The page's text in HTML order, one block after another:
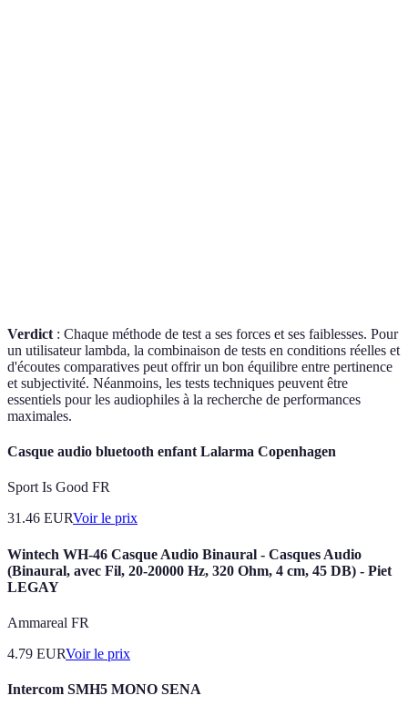
Verdict : Chaque méthode de test a ses forces et ses faiblesses. Pour
un utilisateur lambda, la combinaison de tests en conditions réelles et
d'écoutes comparatives peut offrir un bon équilibre entre pertinence
et subjectivité. Néanmoins, les tests techniques peuvent être
essentiels pour les audiophiles à la recherche de performances
maximales.
Casque audio bluetooth enfant Lalarma Copenhagen
Sport Is Good FR
31.46 EURVoir le prix
Wintech WH-46 Casque Audio Binaural - Casques Audio
(Binaural, avec Fil, 20-20000 Hz, 320 Ohm, 4 cm, 45 DB) - Piet
LEGAY
Ammareal FR
4.79 EURVoir le prix
Intercom SMH5 MONO SENA